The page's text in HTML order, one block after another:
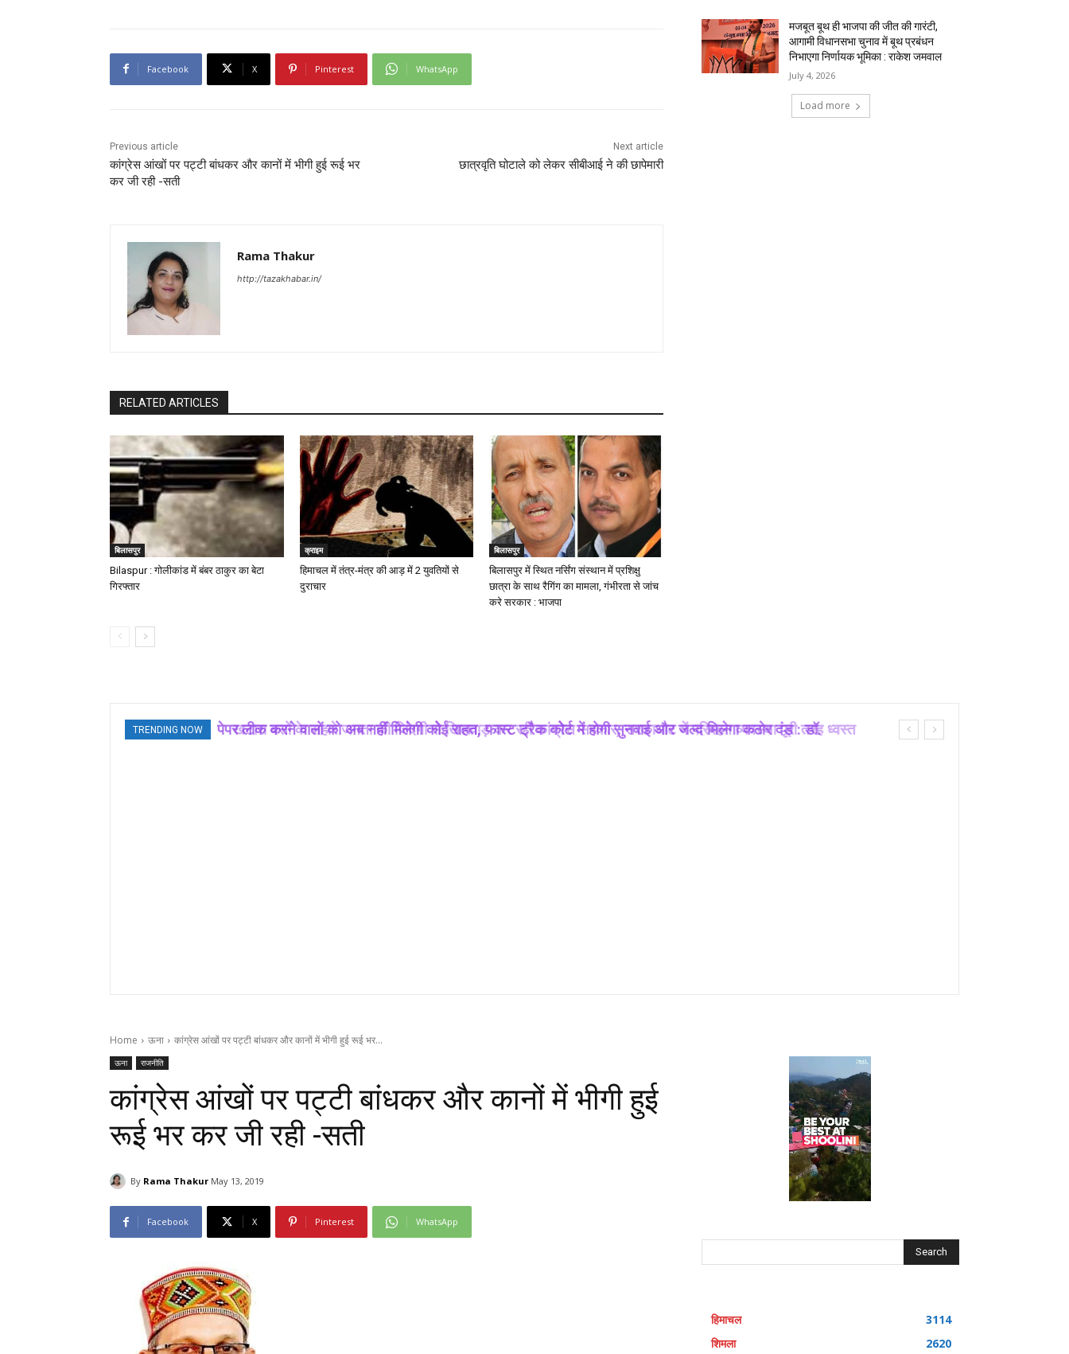
Facebook X Pinterest WhatsApp
Previous article
कांग्रेस आंखों पर पट्टी बांधकर और कानों में भीगी हुई रूई भर
कर जी रही -सती
Next article
छात्रवृति घोटाले को लेकर सीबीआई ने की छापेमारी
Rama Thakur
http://tazakhabar.in/
RELATED ARTICLES
बिलासपुर
Bilaspur : गोलीकांड में बंबर ठाकुर का बेटा
गिरफ्तार
क्राइम
हिमाचल में तंत्र-मंत्र की आड़ में 2 युवतियों से
दुराचार
बिलासपुर
बिलासपुर में स्थित नर्सिंग संस्थान में प्रशिक्षु
छात्रा के साथ रैगिंग का मामला, गंभीरता से जांच
करे सरकार : भाजपा
मजबूत बूथ ही भाजपा की जीत की गारंटी,
आगामी विधानसभा चुनाव में बूथ प्रबंधन
निभाएगा निर्णायक भूमिका : राकेश जमवाल
July 4, 2026
Load more